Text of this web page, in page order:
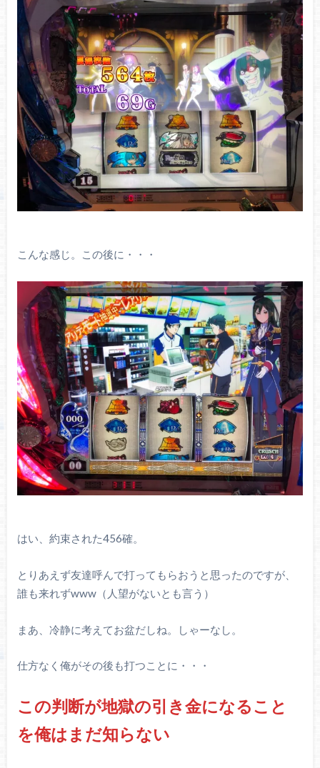
こんな感じ。この後に・・・
はい、約束された456確。
とりあえず友達呼んで打ってもらおうと思ったのですが、
誰も来れずwww（人望がないとも言う）
まあ、冷静に考えてお盆だしね。しゃーなし。
仕方なく俺がその後も打つことに・・・
この判断が地獄の引き金になること
を俺はまだ知らない